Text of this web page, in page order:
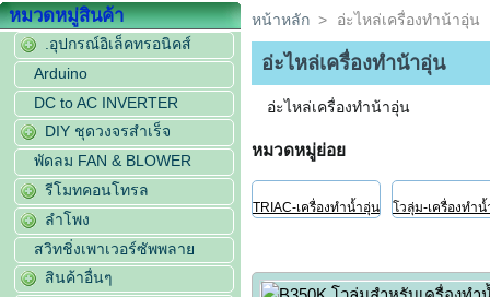
หมวดหมู่สินค้า
.อุปกรณ์อิเล็คทรอนิคส์
Arduino
DC to AC INVERTER
DIY ชุดวงจรสำเร็จ
พัดลม FAN & BLOWER
รีโมทคอนโทรล
ลำโพง
สวิทชิ่งเพาเวอร์ซัพพลาย
สินค้าอื่นๆ
หน้าหลัก > อ่ะไหล่เครื่องทำน้าอุ่น
อ่ะไหล่เครื่องทำน้าอุ่น
อ่ะไหล่เครื่องทำน้าอุ่น
หมวดหมู่ย่อย
TRIAC-เครื่องทำน้ำอุ่น โวลุ่ม-เครื่องทำ